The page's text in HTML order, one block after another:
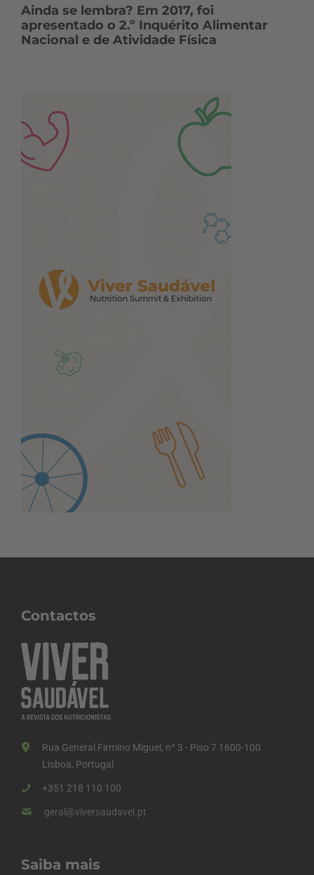
Ainda se lembra? Em 2017, foi
apresentado o 2.º Inquérito Alimentar
Nacional e de Atividade Física
Contactos
Rua General Firmino Miguel, nº 3 - Piso 7 1600-100
Lisboa, Portugal
+351 218 110 100
geral@viversaudavel.pt
Saiba mais